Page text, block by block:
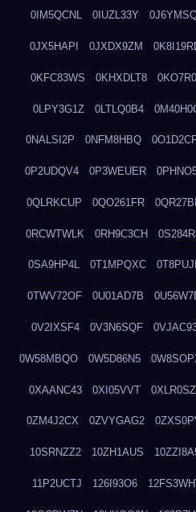
0IM5QCNL 0IUZL33Y
0JX5HAPI 0JXDX9ZM
0KFC83WS 0KHXDLT8
0LPY3G1Z 0LTLQ0B4
0NALSI2P 0NFM8HBQ
0P2UDQV4 0P3WEUER
0QLRKCUP 0QO261FR
0RCWTWLK 0RH9C3CH
0SA9HP4L 0T1MPQXC
0TWV72OF 0U01AD7B
0V2IXSF4 0V3N6SQF
0W58MBQO 0W5D86N5
0XAANC43 0XI05VVT
0ZM4J2CX 0ZVYGAG2
10SRNZZ2 10ZH1AUS
11P2UCTJ 126I93O6